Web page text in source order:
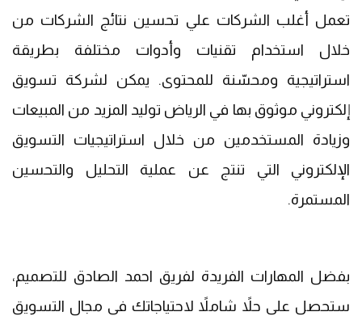
تعمل أغلب الشركات علي تحسين نتائج الشركات من
خلال استخدام تقنيات وأدوات مختلفة بطريقة
استراتيجية ومحسّنة للمحتوى. يمكن لشركة تسويق
إلكتروني موثوق بها في الرياض توليد المزيد من المبيعات
وزيادة المستخدمين من خلال استراتيجيات التسويق
الإلكتروني التي تنتج عن عملية التحليل والتحسين
المستمرة.
بفضل المهارات الفريدة لفريق احمد الصادق للتصميم،
ستحصل على حلاً شاملاً لاحتياجاتك في مجال التسويق